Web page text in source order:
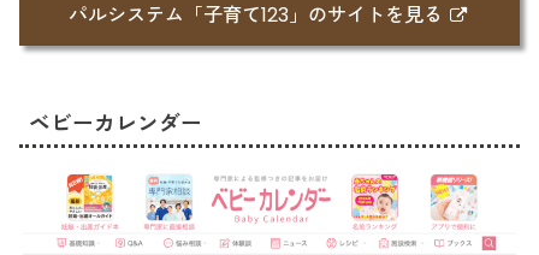
パルシステム「子育て123」のサイトを見る
ベビーカレンダー